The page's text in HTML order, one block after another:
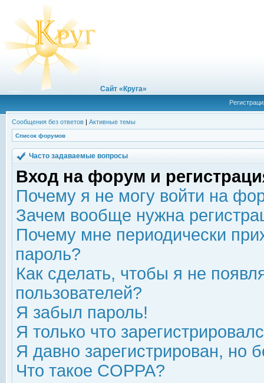
Сайт «Круга»
Сообщения без ответов | Активные темы
Список форумов
Часто задаваемые вопросы
Вход на форум и
Почему я не могу войти на
Зачем вообще нужна
Почему мне периодически
пароль?
Как сделать, чтобы я не
пользователей?
Я забыл пароль!
Я только что
Я давно зарегистрирован, но
Что такое COPPA?